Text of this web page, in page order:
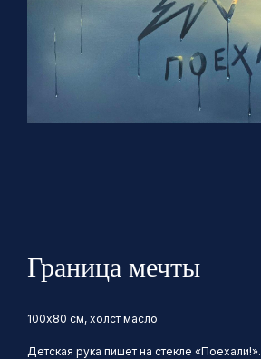
Граница мечты
100х80 см, холст масло
Детская рука пишет на стекле «Поехали!».